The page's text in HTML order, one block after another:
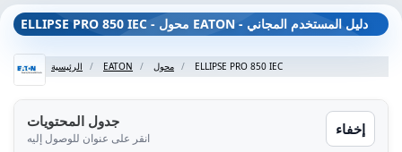
ELLIPSE PRO 850 IEC - محول EATON - دليل المستخدم المجاني
الرئيسية EATON محول ELLIPSE PRO 850 IEC
جدول المحتويات
انقر على عنوان للوصول إليه
إخفاء